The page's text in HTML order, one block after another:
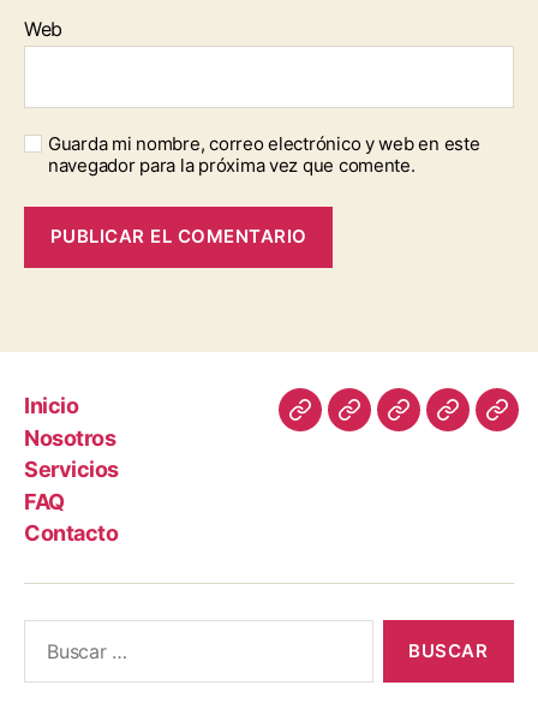
Web
Guarda mi nombre, correo electrónico y web en este
navegador para la próxima vez que comente.
Inicio
Nosotros
Servicios
FAQ
Contacto